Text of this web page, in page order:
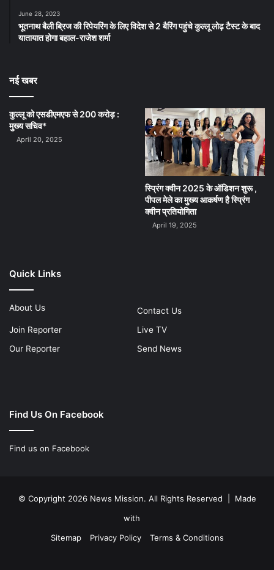
June 28, 2023
भूतनाथ बैली ब्रिज की रिपेयरिंग के लिए विदेश से 2 बैरिंग पहुंचे कुल्लू लोढ़ टैस्ट के बाद
यातायात होगा बहाल-राजेश शर्मा
नई खबर
कुल्लू को एसडीएमएफ से 200 करोड़ :
मुख्य सचिव*
April 20, 2025
स्प्रिंग क्वीन 2025 के ऑडिशन शुरू ,
पीपल मेले का मुख्य आकर्षण है स्प्रिंग
क्वीन प्रतियोगिता
April 19, 2025
Quick Links
About Us
Contact Us
Join Reporter
Live TV
Our Reporter
Send News
Find Us On Facebook
Find us on Facebook
© Copyright 2026 News Mission. All Rights Reserved | Made
with
Sitemap
Privacy Policy Terms & Conditions